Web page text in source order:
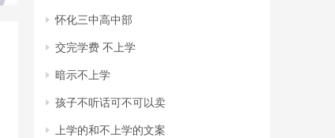
怀化三中高中部
交完学费 不上学
暗示不上学
孩子不听话可不可以卖
上学的和不上学的文案